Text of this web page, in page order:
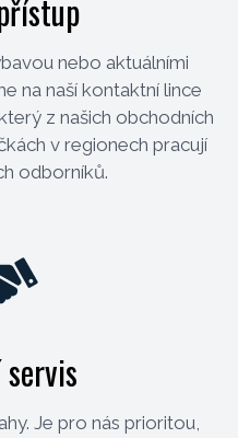
nebo aktuálními
na naší kontaktní lince
z našich obchodních
v regionech pracují
odborníků.
Je pro nás prioritou,